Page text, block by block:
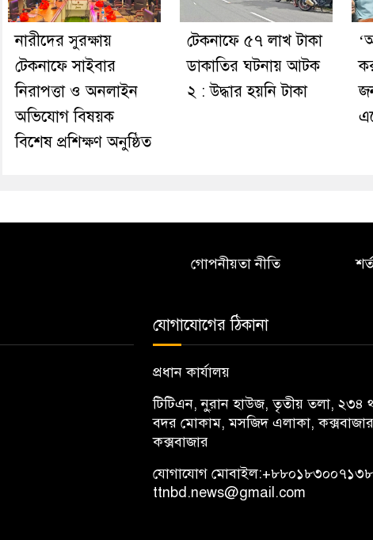
নারীদের সুরক্ষায়
টেকনাফে সাইবার
নিরাপত্তা ও অনলাইন
অভিযোগ বিষয়ক
বিশেষ প্রশিক্ষণ অনুষ্ঠিত
টেকনাফে ৫৭ লাখ টাকা
ডাকাতির ঘটনায় আটক
২ : উদ্ধার হয়নি টাকা
গোপনীয়তা নীতি
যোগাযোগের ঠিকানা
প্রধান কার্যালয়
টিটিএন, নু্রান হাউজ, তৃতীয় তলা, ২৩৪
বদর মোকাম, মসজিদ এলাকা,
কক্সবাজার
যোগাযোগ মোবাইল:
ttnbd.news@gmail.com